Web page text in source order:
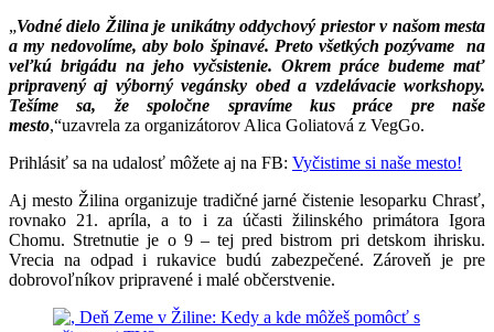
„Vodné dielo Žilina je unikátny oddychový priestor v našom mesta
a my nedovolíme, aby bolo špinavé. Preto všetkých pozývame na
veľkú brigádu na jeho vyčsistenie. Okrem práce budeme mať
pripravený aj výborný vegánsky obed a vzdelávacie workshopy.
Tešíme sa, že spoločne spravíme kus práce pre naše
mesto,“uzavrela za organizátorov Alica Goliatová z VegGo.
Prihlásiť sa na udalosť môžete aj na FB: Vyčistime si naše mesto!
Aj mesto Žilina organizuje tradičné jarné čistenie lesoparku Chrasť,
rovnako 21. apríla, a to i za účasti žilinského primátora Igora
Chomu. Stretnutie je o 9 – tej pred bistrom pri detskom ihrisku.
Vrecia na odpad i rukavice budú zabezpečené. Zároveň je pre
dobrovoľníkov pripravené i malé občerstvenie.